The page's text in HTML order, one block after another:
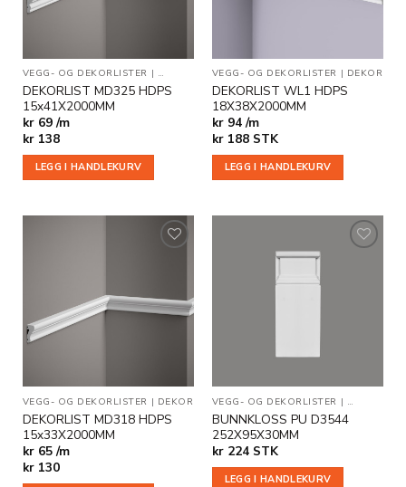
VEGG- OG DEKORLISTER | BESTSELGERE|DEKOR
DEKORLIST MD325 HDPS
15x41X2000MM
kr 69 /m
kr138
LEGG I HANDLEKURV
VEGG- OG DEKORLISTER | DEKOR
DEKORLIST WL1 HDPS
18X38X2000MM
kr 94 /m
kr188 STK
LEGG I HANDLEKURV
ønskeliste
VEGG- OG DEKORLISTER | DEKOR
DEKORLIST MD318 HDPS
15x33X2000MM
kr 65 /m
kr130
VEGG- OG DEKORLISTER |
BUNNKLOSS PU D3544
252X95X30MM
kr224 STK
LEGG I HANDLEKURV